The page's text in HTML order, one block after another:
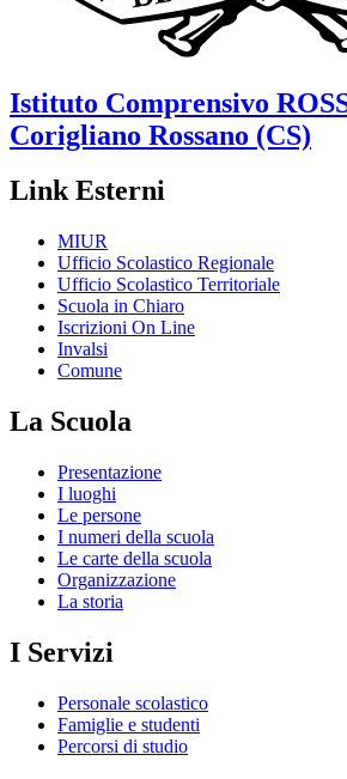
Istituto Comprensivo
Corigliano Rossano (CS)
Link Esterni
MIUR
Ufficio Scolastico Regionale
Ufficio Scolastico Territoriale
Scuola in Chiaro
Iscrizioni On Line
Invalsi
Comune
La Scuola
Presentazione
I luoghi
Le persone
I numeri della scuola
Le carte della scuola
Organizzazione
La storia
I Servizi
Personale scolastico
Famiglie e studenti
Percorsi di studio